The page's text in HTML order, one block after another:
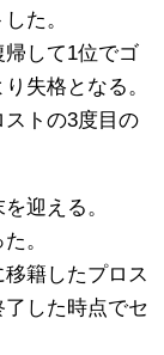
た。
して1位でゴ
失格となる。
トの3度目の
迎える。
。
籍したプロス
了した時点でセ